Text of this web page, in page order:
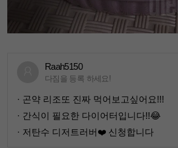
Raah5150
다짐을 등록 하세요!
· 곤약 리조또 진짜 먹어보고싶어요!!!
· 간식이 필요한 다이어터입니다!!😂
· 저탄수 디저트러버❤️ 신청합니다